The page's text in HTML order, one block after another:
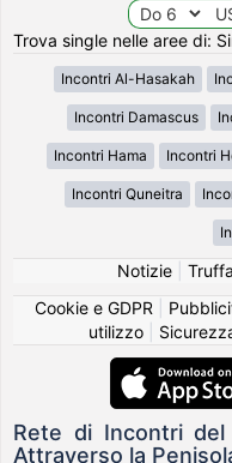
Trova single nelle aree di:
Incontri Al-Hasakah
Incontri Damascus
Incontri Hama Incontri
Incontri Quneitra
Notizie|
Cookie e GDPR
utilizzo|
Rete di Incontri
Attraverso la